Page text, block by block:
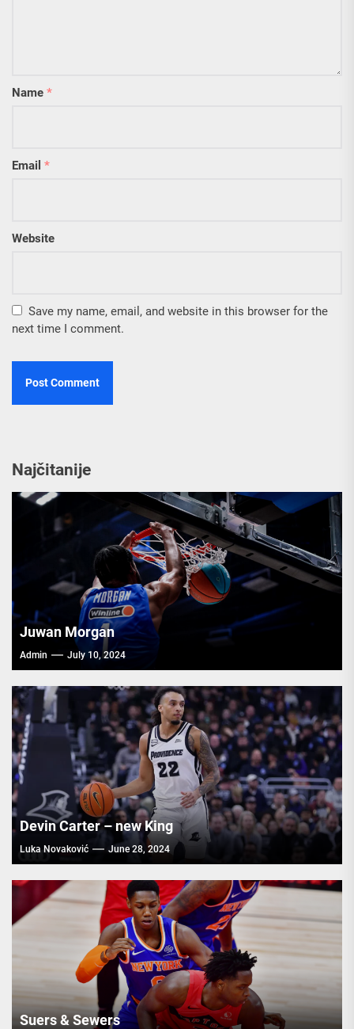
Name *
Email *
Website
Save my name, email, and website in this browser for the
next time I comment.
Najčitanije
Juwan Morgan
Admin July 10, 2024
Devin Carter – new King
Luka Novaković June 28, 2024
Suers & Sewers